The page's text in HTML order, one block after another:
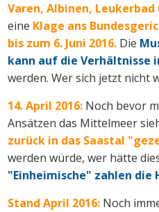
Varen, Albinen, Leukerbad
eine Klage ans
bis zum 6. Juni 2016. Die
kann auf die Verhältnisse
werden. Wer sich jetzt nicht
14. April 2016: Noch bevor
Ansätzen das Mittelmeer
zurück in das Saastal
werden würde, wer hätte
"Einheimische" zahlen die
Stand April 2016: Noch